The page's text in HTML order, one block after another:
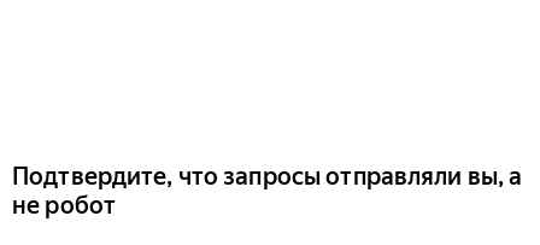
Подтвердите, что запросы отправляли вы, а
не робот